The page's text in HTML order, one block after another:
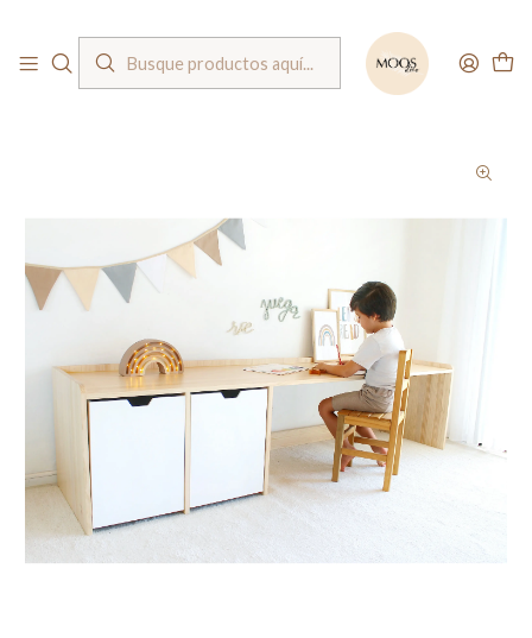
Inicio Muebles Escritorios
Mueble escritorio con bordes madera blanqueada / 2 cajones con ruedas